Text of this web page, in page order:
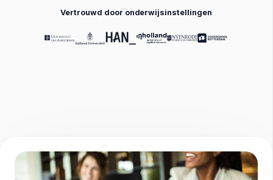
Vertrouwd door onderwijsinstellingen